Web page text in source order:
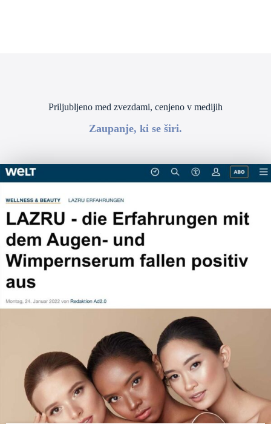
Priljubljeno med zvezdami, cenjeno v medijih
Zaupanje, ki se širi.